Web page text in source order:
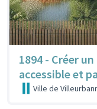
1894 - Créer
accessible et
Ville de